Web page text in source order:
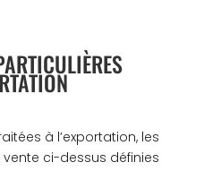
à l’exportation, les
ci-dessus définies